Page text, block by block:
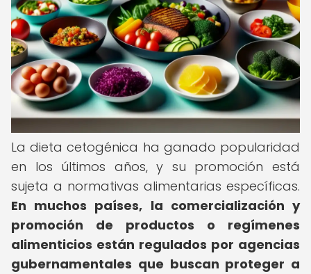
La dieta cetogénica ha ganado popularidad
en los últimos años, y su promoción está
sujeta a normativas alimentarias específicas.
En muchos países, la comercialización y
promoción de productos o regímenes
alimenticios están regulados por agencias
gubernamentales que buscan proteger a